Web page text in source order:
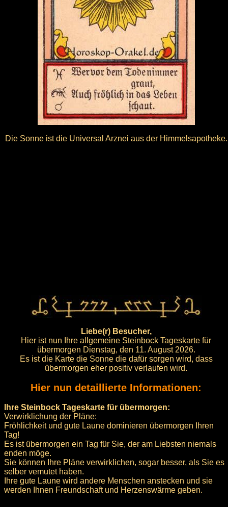
Die Sonne ist die Universal Arznei aus der Himmelsapotheke.
Liebe(r) Besucher,
Hier ist nun Ihre allgemeine Steinbock Tageskarte für
übermorgen Dienstag, den 11. August 2026.
Es ist die Karte die Sonne die dafür sorgen wird, dass
übermorgen eher positiv verlaufen wird.
Hier nun detaillierte Informationen:
Ihre Steinbock Tageskarte für übermorgen:
Verwirklichung der Pläne:
Fröhlichkeit und gute Laune dominieren übermorgen Ihren
Tag!
Es ist übermorgen ein Tag für Sie, der am Liebsten niemals
enden möge.
Sie können Ihre Pläne verwirklichen, sogar besser, als Sie es
selber vemutet haben.
Ihre gute Laune wird andere Menschen anstecken und sie
werden Ihnen Freundschaft und Herzenswärme geben.